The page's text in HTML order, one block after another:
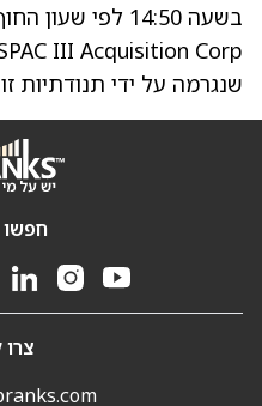
שנגרמה על ידי תנודתיות
חפשו